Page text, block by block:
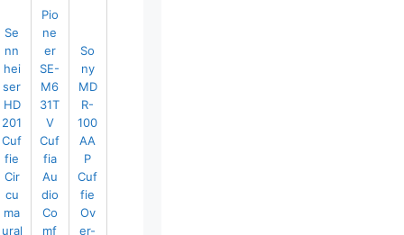
Se
nn
hei
ser
HD
201
Cuf
fie
Cir
cu
ma
ural
Pio
ne
er
SE-
M6
31T
V
Cuf
fia
Au
dio
Co
mf
So
ny
MD
R-
100
AA
P
Cuf
fie
Ov
er-